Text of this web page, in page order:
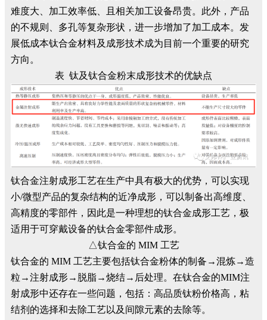
难度大、加工效率低、且相关加工设备昂贵。此外，产品
的不规则、多孔等复杂形状，进一步增加了加工成本。发
展低成本钛合金材料及成形技术成为目前一个重要的研究
方向。
表 钛及钛合金粉末成形技术的优缺点
钛合金注射成形工艺在生产中具有极大的优势，可以实现
小/微型产品的复杂结构的近净成形，可以制备出高维度、
高精度的零部件，因此是一种理想的钛合金成形工艺，极
适用于可穿戴设备的钛合金零部件成形。
△钛合金的 MIM 工艺
钛合金的 MIM 工艺主要包括钛合金粉体的制备→混炼→造
粒→注射成形→脱脂→烧结→后处理。在钛合金的MIM注
射成形中还存在一些问题，包括：高品质钛粉价格高，粘
结剂的选择和去除工艺以及间隙元素的去除等。